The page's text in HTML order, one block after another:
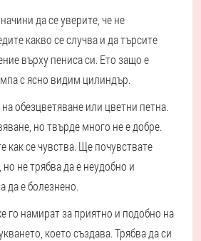
да се уверите, че не
какво се случва и да търсите
върху пениса си. Ето защо е
с ясно видим цилиндър.
обезцветяване или цветни петна.
но твърде много не е добре.
как се чувства. Ще почувствате
не трябва да е неудобно и
да е болезнено.
го намират за приятно и подобно на
което създава. Трябва да си